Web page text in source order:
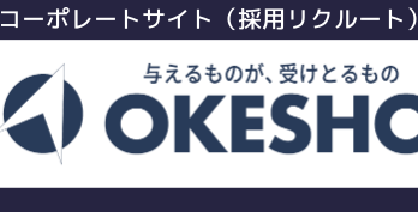
コーポレートサイト（採用リクルート）